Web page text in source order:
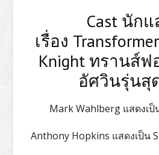
Cast นัก
เรื่อง
Knight ทรานส์ฟ
อัศวินรุ่นสุ
Mark Wahlberg แสดงเป็
Anthony Hopkins แสดงเป็น